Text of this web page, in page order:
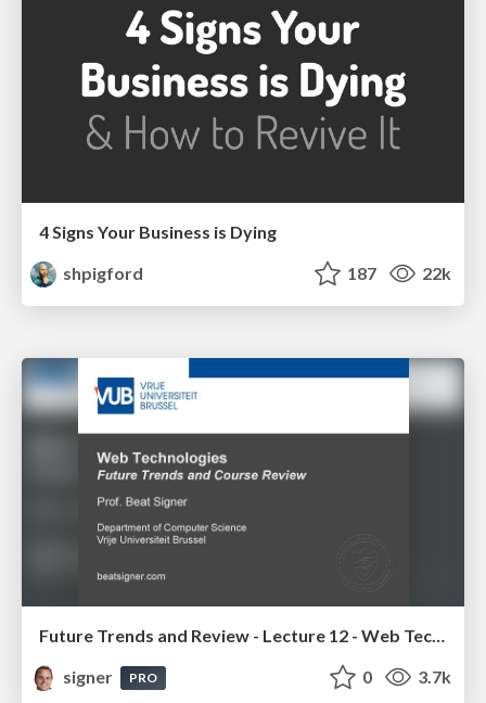
4 Signs Your Business is Dying
shpigford
187 22k
Future Trends and Review - Lecture 12 - Web Technologies (1019888BNR)
signer
PRO 0 3.7k